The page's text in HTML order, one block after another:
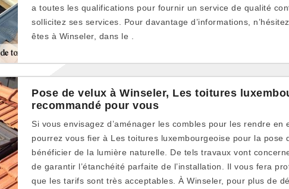
a toutes les qualifications pour fournir un service de qualité
sollicitez ses services. Pour davantage d’informations,
êtes à Winseler, dans le .
Pose de velux à Winseler, Les toitures
recommandé pour vous
Si vous envisagez d’aménager les combles pour les rendre en
pourrez vous fier à Les toitures luxembourgeoise pour la pose
bénéficier de la lumière naturelle. De tels travaux vont
de garantir l’étanchéité parfaite de l’installation. Il vous fera
que les tarifs sont très acceptables. À Winseler, pour plus de